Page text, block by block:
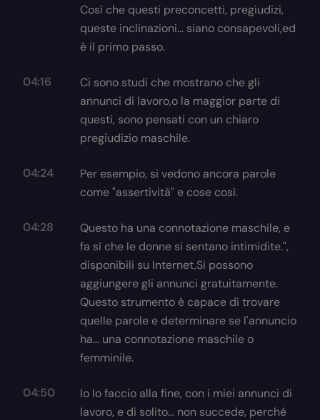
Così che questi preconcetti, pregiudizi,
queste inclinazioni… siano consapevoli,ed
è il primo passo.
04:16
Ci sono studi che mostrano che gli
annunci di lavoro,o la maggior parte di
questi, sono pensati con un chiaro
pregiudizio maschile.
04:24
Per esempio, si vedono ancora parole
come "assertività" e cose così.
04:28
Questo ha una connotazione maschile, e
fa sì che le donne si sentano intimidite.",
disponibili su Internet,Si possono
aggiungere gli annunci gratuitamente.
Questo strumento è capace di trovare
quelle parole e determinare se l'annuncio
ha… una connotazione maschile o
femminile.
04:50
Io lo faccio alla fine, con i miei annunci di
lavoro, e di solito… non succede, perché